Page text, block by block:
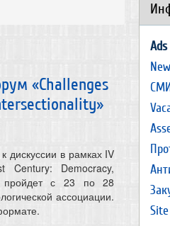
«Challenges
дискуссии в рамках IV
Century: Democracy,
пройдет с 23 по 28
ассоциации.
Ads